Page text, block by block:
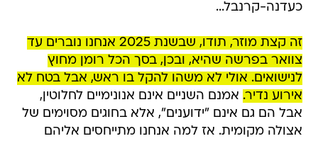
כעדנה-קרנבל...
זה קצת מוזר, תודו, שבשנת 2025 אנחנו נוברים עד
צוואר בפרשה שהיא, ובכן, בסך הכל רומן מחוץ
לנישואים. אולי לא משהו להקל בו ראש, אבל בטח לא
אירוע נדיר. אמנם השניים אינם אנונימיים לחלוטין,
אבל הם גם אינם "ידוענים", אלא בחוגים מסוימים של
אצולה מקומית. אז למה אנחנו מתייחסים אליהם